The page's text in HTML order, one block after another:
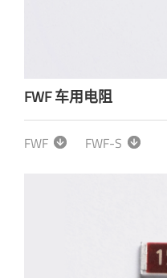
FWF 车用电阻
FWF FWF-S